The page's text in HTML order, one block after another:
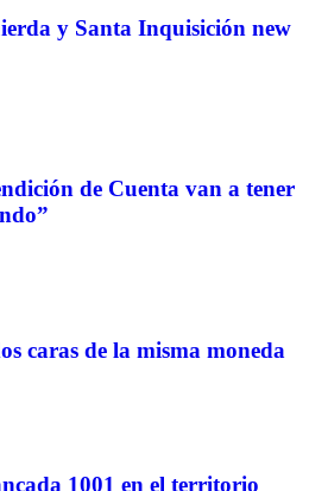
y Santa Inquisición new
de Cuenta van a tener
caras de la misma moneda
1001 en el territorio